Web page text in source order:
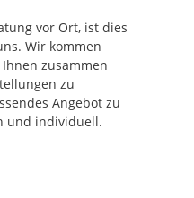
vor Ort, ist dies
Wir kommen
zusammen
zu
Angebot zu
und individuell.